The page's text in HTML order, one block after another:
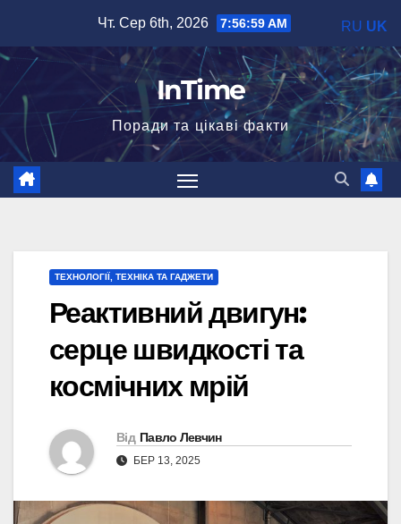
вмісту
Чт. Сер 6th, 2026 7:57:00 AM
InTime
Поради та цікаві факти
ТЕХНОЛОГІЇ, ТЕХНІКА ТА ГАДЖЕТИ
Реактивний двигун:
серце швидкості та
космічних мрій
Від Павло Левчин
БЕР 13, 2025
RU UK